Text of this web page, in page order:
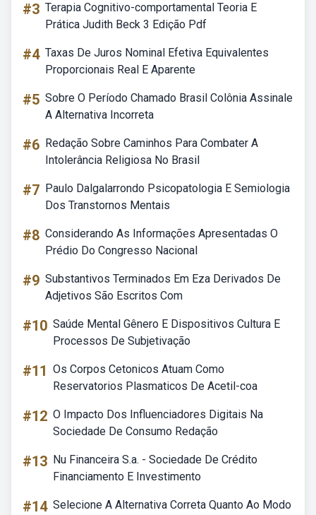
#3 Terapia Cognitivo-comportamental Teoria E
Prática Judith Beck 3 Edição Pdf
#4 Taxas De Juros Nominal Efetiva Equivalentes
Proporcionais Real E Aparente
#5 Sobre O Período Chamado Brasil Colônia Assinale
A Alternativa Incorreta
#6 Redação Sobre Caminhos Para Combater A
Intolerância Religiosa No Brasil
#7 Paulo Dalgalarrondo Psicopatologia E Semiologia
Dos Transtornos Mentais
#8 Considerando As Informações Apresentadas O
Prédio Do Congresso Nacional
#9 Substantivos Terminados Em Eza Derivados De
Adjetivos São Escritos Com
#10 Saúde Mental Gênero E Dispositivos Cultura E
Processos De Subjetivação
#11 Os Corpos Cetonicos Atuam Como
Reservatorios Plasmaticos De Acetil-coa
#12 O Impacto Dos Influenciadores Digitais Na
Sociedade De Consumo Redação
#13 Nu Financeira S.a. - Sociedade De Crédito
Financiamento E Investimento
#14 Selecione A Alternativa Correta Quanto Ao Modo